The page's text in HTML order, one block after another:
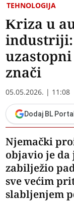
TEHNOLOGIJA
Kriza u
znači
05.05.2026. | 11:08
Dodaj BL
Njemački
objavio je
zabilježio
sve većim
slabljenjem